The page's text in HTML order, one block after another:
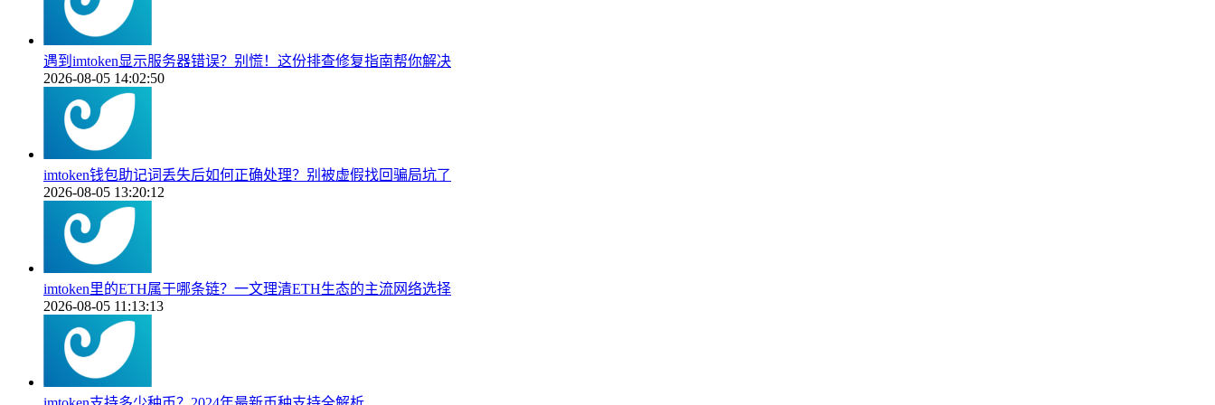
遇到imtoken显示服务器错误？别慌！这份排查修复指南帮你解决
2026-08-05 14:02:50
imtoken钱包助记词丢失后如何正确处理？别被虚假找回骗局坑了
2026-08-05 13:20:12
imtoken里的ETH属于哪条链？一文理清ETH生态的主流网络选择
2026-08-05 11:13:13